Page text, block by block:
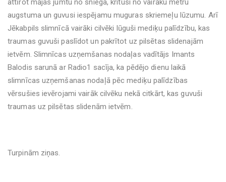
attīrot mājas jumtu no sniega, kritusi no vairāku metru
augstuma un guvusi iespējamu muguras skriemeļu lūzumu. Arī
Jēkabpils slimnīcā vairāki cilvēki lūguši mediķu palīdzību, kas
traumas guvuši paslīdot un pakrītot uz pilsētas slidenajām
ietvēm. Slimnīcas uzņemšanas nodaļas vadītājs Imants
Balodis sarunā ar Radio1 sacīja, ka pēdējo dienu laikā
slimnīcas uzņemšanas nodaļā pēc mediķu palīdzības
vērsušies ievērojami vairāk cilvēku nekā citkārt, kas guvuši
traumas uz pilsētas slidenām ietvēm.
Turpinām ziņas.